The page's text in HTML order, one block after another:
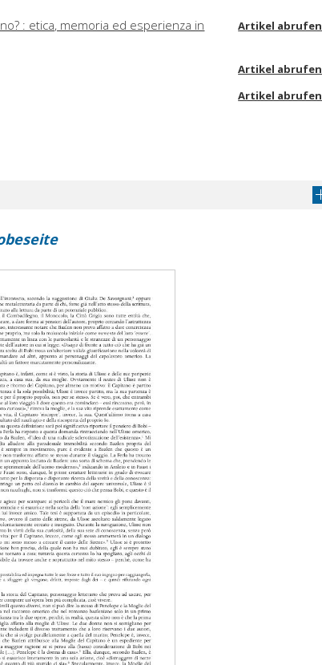
: etica, memoria ed esperienza in
Artikel abrufen
Artikel abrufen
Artikel abrufen